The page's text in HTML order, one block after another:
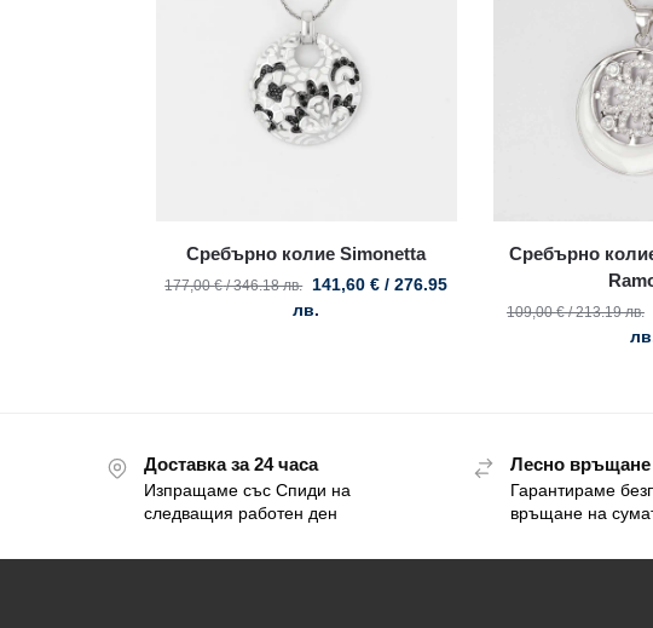
Сребърно колие Simonetta
177,00€ / 346.18 лв. 141,60€ / 276.95
лв.
Сребърно
109,00€ / 213.19 лв.
Доставка за 24 часа
Изпращаме със Спиди на
следващия работен ден
Лесно връщане
Гарантираме
връщане на